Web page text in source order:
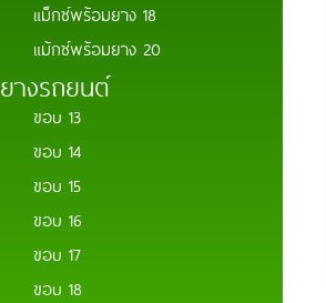
แม็กซ์พร้อมยาง 18
แม้กซ์พร้อมยาง 20
ยางรถยนต์
ขอบ 13
ขอบ 14
ขอบ 15
ขอบ 16
ขอบ 17
ขอบ 18